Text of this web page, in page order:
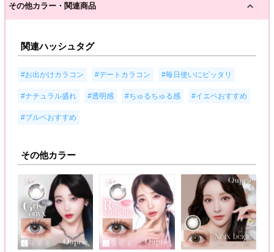
その他カラー・関連商品
関連ハッシュタグ
#お出かけカラコン #デートカラコン #毎日使いにピッタリ
#ナチュラル盛れ #透明感 #ちゅるちゅる感 #イエベおすすめ
#ブルベおすすめ
その他カラー